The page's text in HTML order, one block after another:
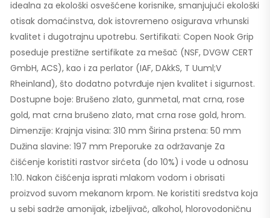
idealna za ekološki osvešćene korisnike, smanjujući ekološki
otisak domaćinstva, dok istovremeno osigurava vrhunski
kvalitet i dugotrajnu upotrebu. Sertifikati: Copen Nook Grip
poseduje prestižne sertifikate za mešač (NSF, DVGW CERT
GmbH, ACS), kao i za perlator (IAF, DAkkS, T Uuml;V
Rheinland), što dodatno potvrđuje njen kvalitet i sigurnost.
Dostupne boje: Brušeno zlato, gunmetal, mat crna, rose
gold, mat crna brušeno zlato, mat crna rose gold, hrom.
Dimenzije: Krajnja visina: 310 mm Širina prstena: 50 mm
Dužina slavine: 197 mm Preporuke za održavanje Za
čišćenje koristiti rastvor sirćeta (do 10%) i vode u odnosu
1:10. Nakon čišćenja isprati mlakom vodom i obrisati
proizvod suvom mekanom krpom. Ne koristiti sredstva koja
u sebi sadrže amonijak, izbeljivač, alkohol, hlorovodoničnu